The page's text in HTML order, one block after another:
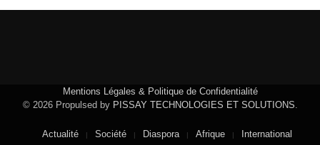
Mentions Légales & Politique de Confidentialité
© 2026 Propulsed by PISSAY TECHNOLOGIES ET SOLUTIONS
Actualité Société Diaspora Afrique International